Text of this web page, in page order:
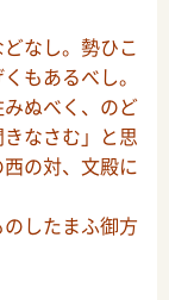
なし。勢ひこ
もあるべし。
ぬべく、のど
なさむ」と思
の対、文殿に
したまふ御方